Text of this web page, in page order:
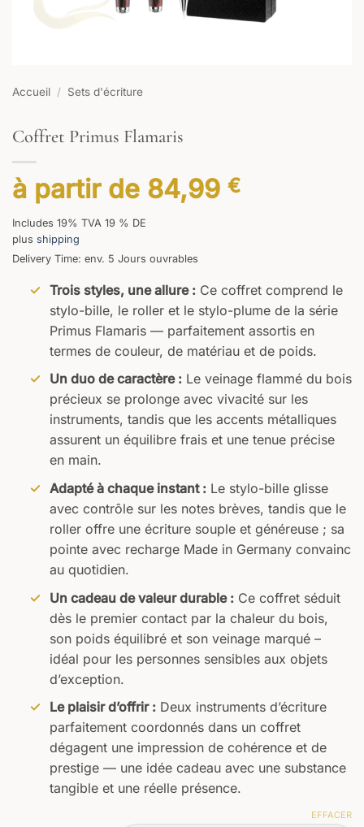
Accueil / Sets d'écriture
Coffret Primus Flamaris
à partir de 84,99 €
Includes 19% TVA 19 % DE
plus shipping
Delivery Time: env. 5 Jours ouvrables
Trois styles, une allure :Ce coffret comprend le
stylo-bille, le roller et le stylo-plume de la série
Primus Flamaris — parfaitement assortis en
termes de couleur, de matériau et de poids.
Un duo de caractère :Le veinage flammé du bois
précieux se prolonge avec vivacité sur les
instruments, tandis que les accents métalliques
assurent un équilibre frais et une tenue précise
en main.
Adapté à chaque instant :Le stylo-bille glisse
avec contrôle sur les notes brèves, tandis que le
roller offre une écriture souple et généreuse ; sa
pointe avec recharge Made in Germany convainc
au quotidien.
Un cadeau de valeur durable :Ce coffret séduit
dès le premier contact par la chaleur du bois,
son poids équilibré et son veinage marqué –
idéal pour les personnes sensibles aux objets
d’exception.
Le plaisir d’offrir :Deux instruments d’écriture
parfaitement coordonnés dans un coffret
dégagent une impression de cohérence et de
prestige — une idée cadeau avec une substance
tangible et une réelle présence.
EFFACER